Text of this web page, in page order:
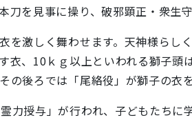
を見事に操り、破邪顕正・衆生守
を激しく舞わせます。天神様らし
、10ｋｇ以上といわれる獅子頭
の後ろでは「尾絡役」が獅子の衣
力授与」が行われ、子どもたちに